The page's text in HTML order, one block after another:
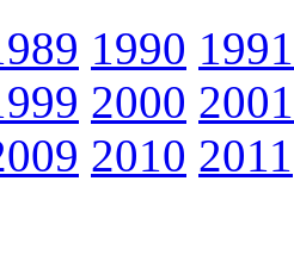
1990 1991
2000 2001
2010 2011